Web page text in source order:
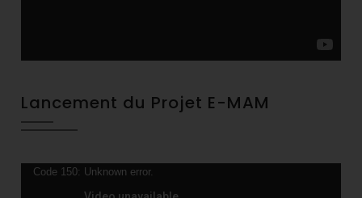
Lancement du Projet E-MAM
Video
Code 150: Unknown error.